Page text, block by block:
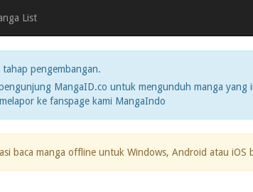
List
tahap pengembangan.
MangaID.co untuk mengunduh manga yang
ke fanspage kami MangaIndo
baca manga offline untuk Windows, Android atau iOS